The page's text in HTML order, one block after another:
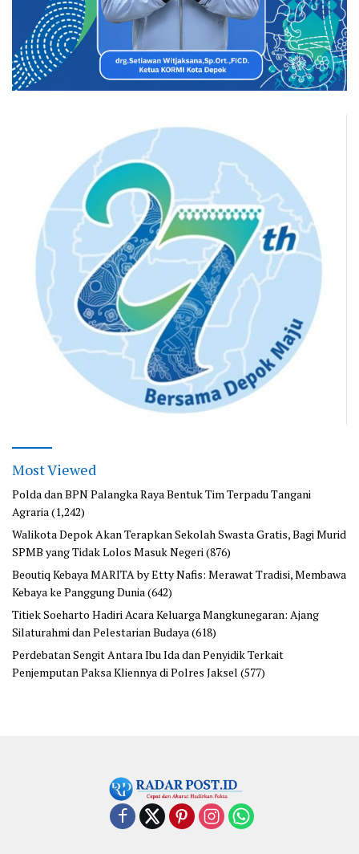
Most Viewed
Polda dan BPN Palangka Raya Bentuk Tim Terpadu Tangani
Agraria(1,242)
Walikota Depok Akan Terapkan Sekolah Swasta Gratis, Bagi Murid
SPMB yang Tidak Lolos Masuk Negeri(876)
Beoutiq Kebaya MARITA by Etty Nafis: Merawat Tradisi, Membawa
Kebaya ke Panggung Dunia(642)
Titiek Soeharto Hadiri Acara Keluarga Mangkunegaran: Ajang
Silaturahmi dan Pelestarian Budaya(618)
Perdebatan Sengit Antara Ibu Ida dan Penyidik Terkait
Penjemputan Paksa Kliennya di Polres Jaksel (577)